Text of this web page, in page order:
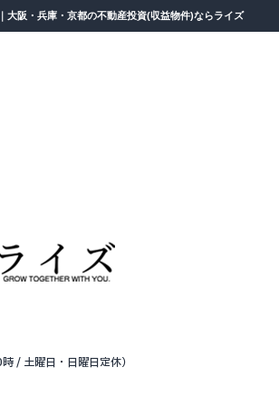
大阪・兵庫・京都の不動産投資(収益物件)ならライズ
/ 土曜日・日曜日定休）